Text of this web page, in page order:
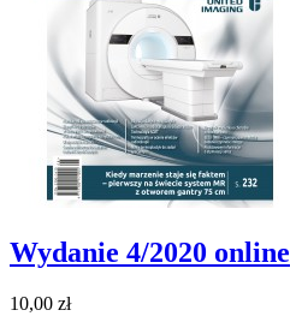
Wydanie 4/2020 online
10,00 zł